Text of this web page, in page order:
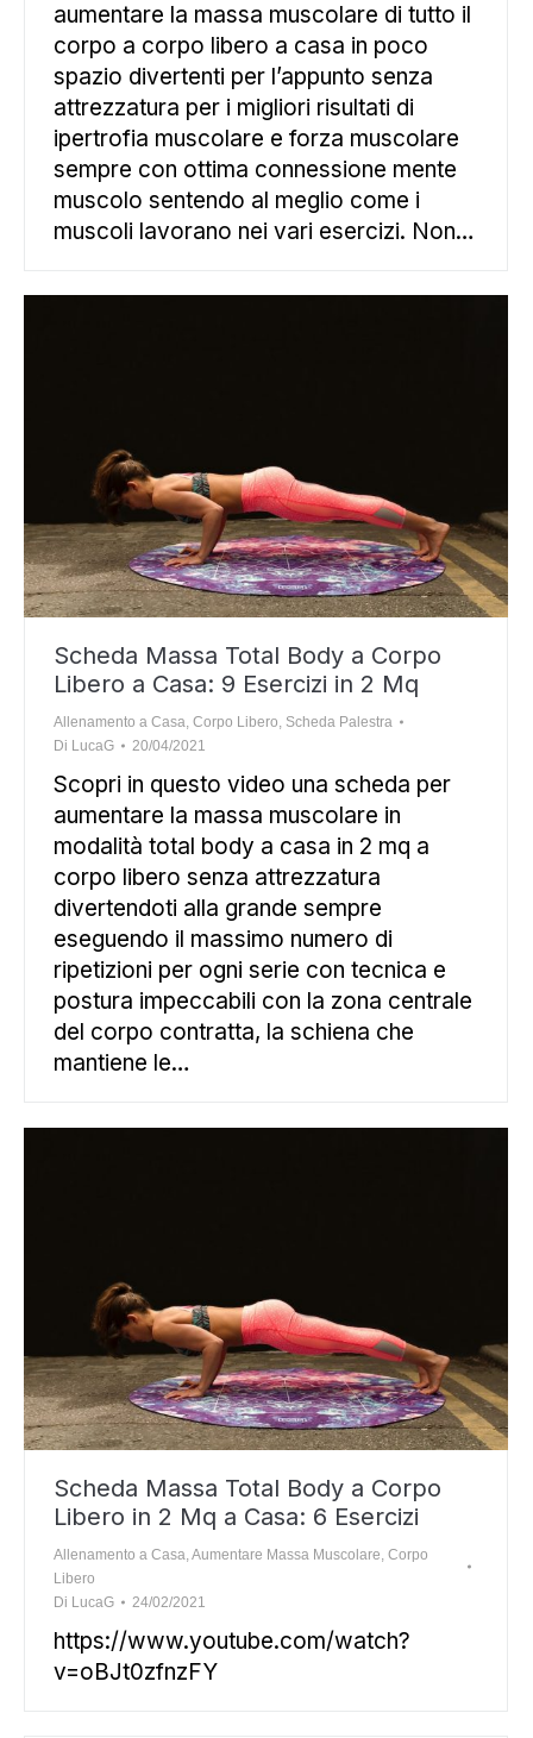
aumentare la massa muscolare di tutto il
corpo a corpo libero a casa in poco
spazio divertenti per l’appunto senza
attrezzatura per i migliori risultati di
ipertrofia muscolare e forza muscolare
sempre con ottima connessione mente
muscolo sentendo al meglio come i
muscoli lavorano nei vari esercizi. Non…
Scheda Massa Total Body a Corpo
Libero a Casa: 9 Esercizi in 2 Mq
Allenamento a Casa, Corpo Libero, Scheda Palestra
Di LucaG 20/04/2021
Scopri in questo video una scheda per
aumentare la massa muscolare in
modalità total body a casa in 2 mq a
corpo libero senza attrezzatura
divertendoti alla grande sempre
eseguendo il massimo numero di
ripetizioni per ogni serie con tecnica e
postura impeccabili con la zona centrale
del corpo contratta, la schiena che
mantiene le…
Scheda Massa Total Body a Corpo
Libero in 2 Mq a Casa: 6 Esercizi
Allenamento a Casa,Aumentare Massa Muscolare, Corpo
Libero
Di LucaG 24/02/2021
https://www.youtube.com/watch?
v=oBJt0zfnzFY